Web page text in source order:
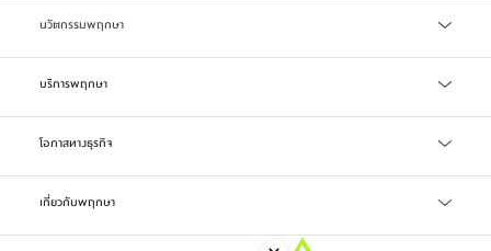
นวัตกรรมพฤกษา
เทคโนโลยี Precast
บริการพฤกษา
บริการสินเชื่อ
บริการแจ้งซ่อม/แจ้งปัญหา
โอกาสทางธุรกิจ
จัดซื้อจัดจ้าง
ลงทะเบียน Online Broker
เกี่ยวกับพฤกษา
LIFETIME WELL-LIVING